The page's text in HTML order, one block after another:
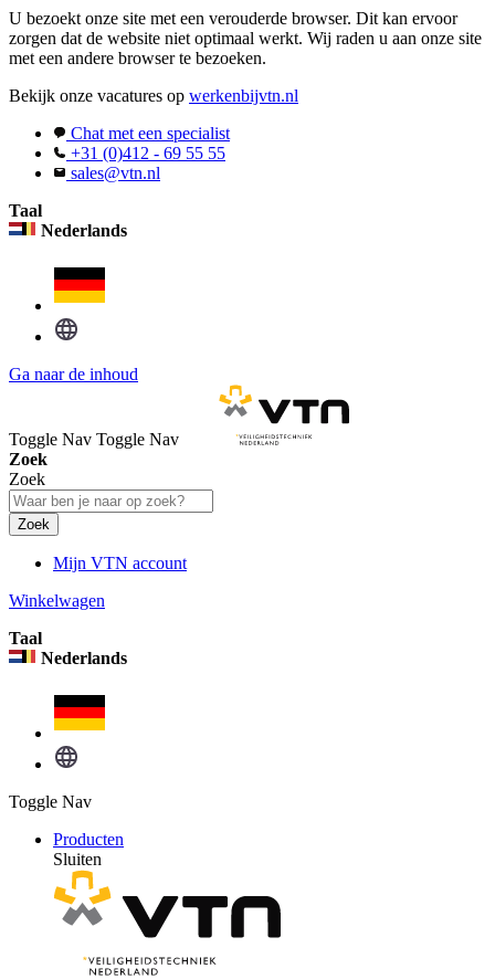
U bezoekt onze site met een verouderde browser. Dit kan ervoor
zorgen dat de website niet optimaal werkt. Wij raden u aan onze site
met een andere browser te bezoeken.
Bekijk onze vacatures op werkenbijvtn.nl
Chat met een specialist
+31 (0)412 - 69 55 55
sales@vtn.nl
Taal
Nederlands
Ga naar de inhoud
Toggle Nav Toggle Nav
Zoek
Zoek
Zoek
Mijn VTN account
Winkelwagen
Taal
Nederlands
Toggle Nav
Producten
Sluiten